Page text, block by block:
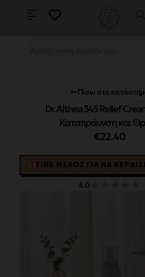
Πίσω στο
Dr. Althea 345 Relief
Καταπράυνση και
€22.40
ΓΊΝΕ ΜΈΛΟΣ ΓΙΑ ΝΑ
5.0★